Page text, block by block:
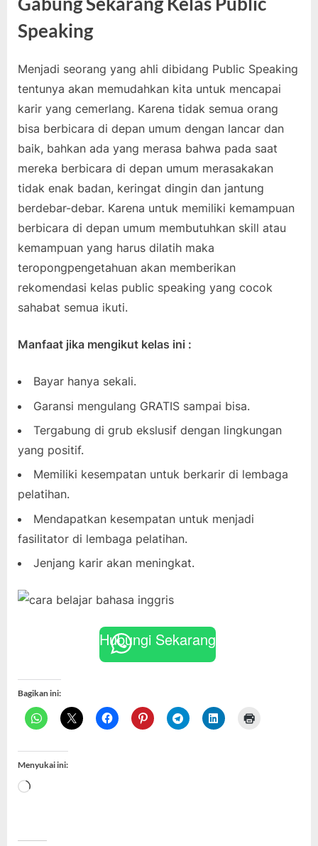
Speaking
Menjadi seorang yang ahli dibidang Public Speaking
tentunya akan memudahkan kita untuk mencapai
karir yang cemerlang. Karena tidak semua orang
bisa berbicara di depan umum dengan lancar dan
baik, bahkan ada yang merasa bahwa pada saat
mereka berbicara di depan umum merasakakan
tidak enak badan, keringat dingin dan jantung
berdebar-debar. Karena untuk memiliki kemampuan
berbicara di depan umum membutuhkan skill atau
kemampuan yang harus dilatih maka
teropongpengetahuan akan memberikan
rekomendasi kelas public speaking yang cocok
sahabat semua ikuti.
Manfaat jika mengikut kelas ini :
Bayar hanya sekali.
Garansi mengulang GRATIS sampai bisa.
Tergabung di grub ekslusif dengan lingkungan
yang positif.
Memiliki kesempatan untuk berkarir di lembaga
pelatihan.
Mendapatkan kesempatan untuk menjadi
fasilitator di lembaga pelatihan.
Jenjang karir akan meningkat.
Hubungi Sekarang
Bagikan ini:
Menyukai ini:
Memuat...